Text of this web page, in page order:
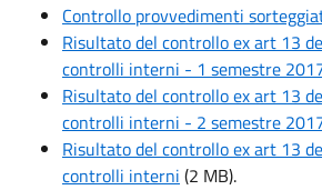
Controllo provvedimenti
Risultato del controllo ex art 13
controlli interni - 1 semestre
Risultato del controllo ex art 13
controlli interni - 2 semestre
Risultato del controllo ex art 13
controlli interni (2 MB).